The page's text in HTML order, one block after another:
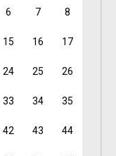
6 7 8
15 16 17
24 25 26
33 34 35
42 43 44